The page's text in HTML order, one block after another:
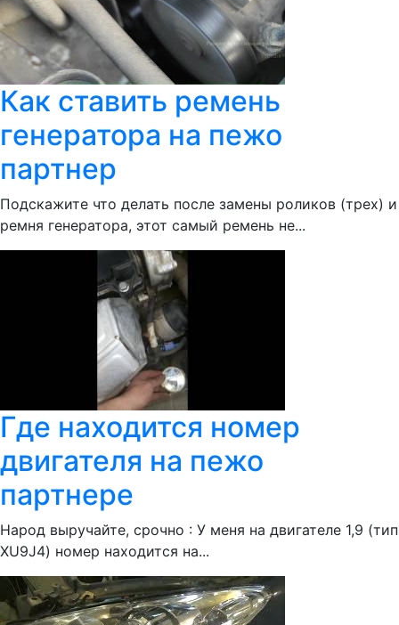
Как ставить ремень
генератора на пежо
партнер
Подскажите что делать после замены роликов (трех) и
ремня генератора, этот самый ремень не...
Где находится номер
двигателя на пежо
партнере
Народ выручайте, срочно : У меня на двигателе 1,9 (тип
XU9J4) номер находится на...